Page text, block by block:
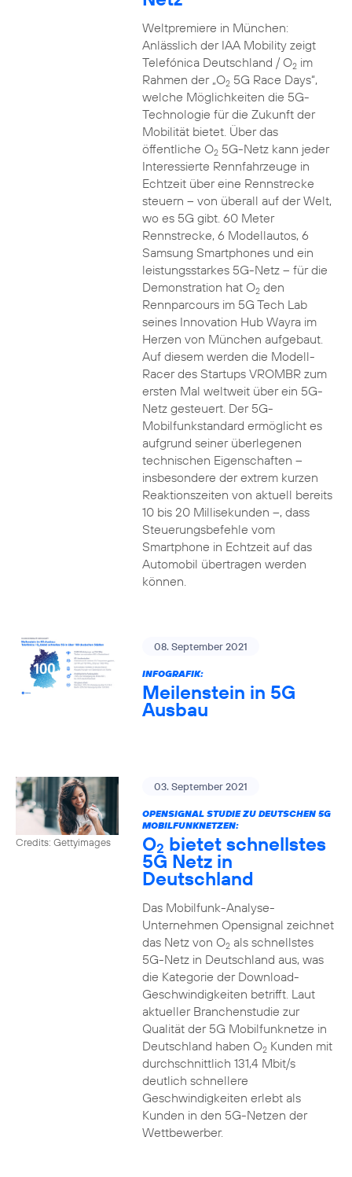
Weltpremiere in München:
Anlässlich der IAA Mobility zeigt
Telefónica Deutschland / O2im
Rahmen der „O25G Race Days“,
welche Möglichkeiten die 5G-
Technologie für die Zukunft der
Mobilität bietet. Über das
öffentliche O25G-Netz kann jeder
Interessierte Rennfahrzeuge in
Echtzeit über eine Rennstrecke
steuern – von überall auf der Welt,
wo es 5G gibt. 60 Meter
Rennstrecke, 6 Modellautos, 6
Samsung Smartphones und ein
leistungsstarkes 5G-Netz – für die
Demonstration hat O2den
Rennparcours im 5G Tech Lab
seines Innovation Hub Wayra im
Herzen von München aufgebaut.
Auf diesem werden die Modell-
Racer des Startups VROMBR zum
ersten Mal weltweit über ein 5G-
Netz gesteuert. Der 5G-
Mobilfunkstandard ermöglicht es
aufgrund seiner überlegenen
technischen Eigenschaften –
insbesondere der extrem kurzen
Reaktionszeiten von aktuell bereits
10 bis 20 Millisekunden –, dass
Steuerungsbefehle vom
Smartphone in Echtzeit auf das
Automobil übertragen werden
können.
08. September 2021
INFOGRAFIK:
Meilenstein in 5G
Ausbau
Credits: Gettyimages
03. September 2021
OPENSIGNAL STUDIE ZU DEUTSCHEN 5G
MOBILFUNKNETZEN:
O2 bietet schnellstes
5G Netz in
Deutschland
Das Mobilfunk-Analyse-
Unternehmen Opensignal zeichnet
das Netz von O2als schnellstes
5G-Netz in Deutschland aus, was
die Kategorie der Download-
Geschwindigkeiten betrifft. Laut
aktueller Branchenstudie zur
Qualität der 5G Mobilfunknetze in
Deutschland haben O2Kunden mit
durchschnittlich 131,4 Mbit/s
deutlich schnellere
Geschwindigkeiten erlebt als
Kunden in den 5G-Netzen der
Wettbewerber.